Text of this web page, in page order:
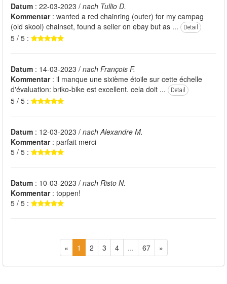
Datum : 22-03-2023 / nach Tullio D.
Kommentar: wanted a red chainring (outer) for my campag
(old skool) chainset, found a seller on ebay but as ...
Detail
5 / 5 :
Datum : 14-03-2023 / nach François F.
Kommentar: il manque une sixième étoile sur cette échelle
d'évaluation: briko-bike est excellent. cela doit ...
Detail
5 / 5 :
Datum : 12-03-2023 / nach Alexandre M.
Kommentar: parfait merci
5 / 5 :
Datum : 10-03-2023 / nach Risto N.
Kommentar: toppen!
5 / 5 :
« 1 2 3 4 ... 67 »